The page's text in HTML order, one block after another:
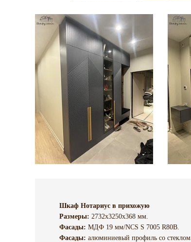
Шкаф Нотариус в прихожую
Размеры: 2732х3250х368 мм.
Фасады: МДФ 19 мм/NCS S 7005 R80B.
Фасады: алюминиевый профиль со стеклом.